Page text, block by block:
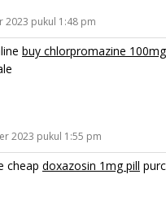
2023 pukul 1:48 pm
buy chlorpromazine 100mg
2023 pukul 1:55 pm
cheap doxazosin 1mg pill